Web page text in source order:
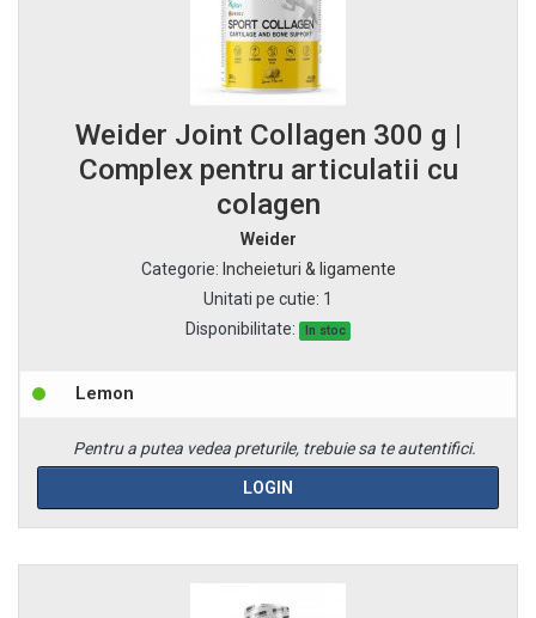
Weider Joint Collagen 300 g |
Complex pentru articulatii cu
colagen
Weider
Categorie: Incheieturi & ligamente
Unitati pe cutie: 1
Disponibilitate:
In stoc
Lemon
Pentru a putea vedea preturile, trebuie sa te autentifici.
LOGIN